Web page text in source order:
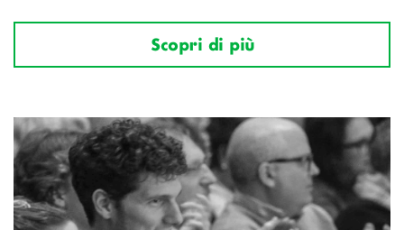
Scopri di più